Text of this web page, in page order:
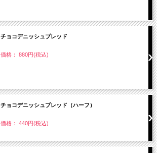
チョコデニッシュブレッド
価格： 880円(税込)
チョコデニッシュブレッド（ハーフ）
価格： 440円(税込)